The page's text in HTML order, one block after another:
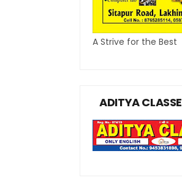
A Strive for the Best
ADITYA